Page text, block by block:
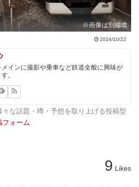
※画像は別編成
2024/10/22
メインに撮影や乗車など鉄道全般に興味が
。
な話題・噂・予想を取り上げる投稿型
ォーム
9 Likes